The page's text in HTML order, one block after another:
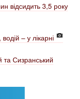
відсидить 3,5 року
– у лікарні
та Сизранський